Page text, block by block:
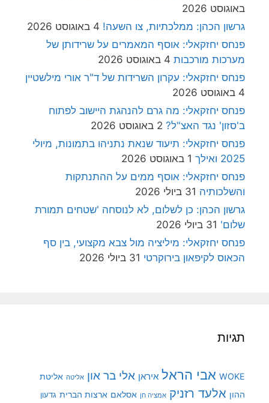
באוגוסט 2026
גרשון הכהן: ממלכתיות, צו השעה! 4 באוגוסט 2026
פנחס יחזקאלי: אוסף המאמרים על שרידותן של
מערכות מורכבות 4 באוגוסט 2026
פנחס יחזקאלי: עקרון השרידות של ד"ר אורי מילשטיין
4 באוגוסט 2026
פנחס יחזקאלי: מה גרם להנהגת היישוב לפתוח
ב'סזון' נגד האצ"ל? 2 באוגוסט 2026
פנחס יחזקאלי: תיעוד שנאת נתניהו בתמונות, מיולי
2025 ואילך
1 באוגוסט 2026
פנחס יחזקאלי: אוסף ממים על ההתנתקות
והשלכותיה 31 ביולי 2026
גרשון הכהן: כן לשלום, לא לנוסחה 'שטחים תמורת
שלום' 31 ביולי 2026
פנחס יחזקאלי: מיליציה מול צבא מקצועי, בין סף
הכאוס לקיפאון בירוקרטי 31 ביולי 2026
תגיות
WOKE אבי הראל איראן אלי בר און אליטה אליטת
ההון אלעד רזניק אמציה חן אסלאם ארצות הברית גדעון